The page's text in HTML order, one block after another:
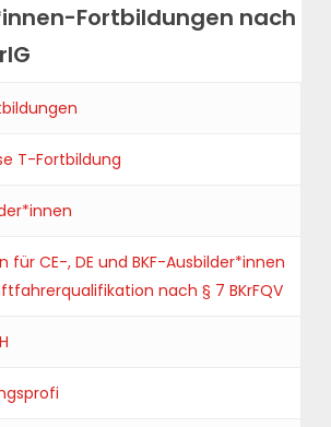
Fortbildungen nach
T-Fortbildung
für CE-, DE und BKF-Ausbilder*innen
nach § 7 BKrFQV